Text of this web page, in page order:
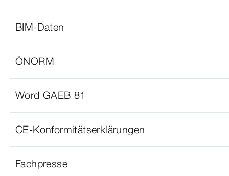
BIM-Daten
ÖNORM
Word GAEB 81
CE-Konformitätserklärungen
Fachpresse